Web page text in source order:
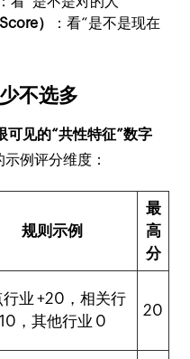
）
：看“是不是现在
不选多
可见的“共性特征”数字
例评分维度：
规则示例
最
高
分
行业 +20，相关行
，其他行业 0
20